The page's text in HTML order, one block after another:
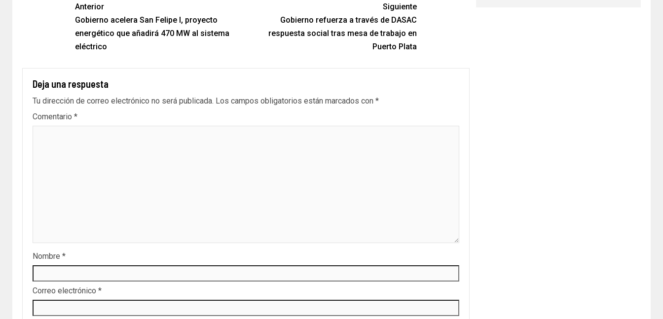
Anterior
Gobierno acelera San Felipe I, proyecto
energético que añadirá 470 MW al sistema
eléctrico
Siguiente
Gobierno refuerza a través de DASAC
respuesta social tras mesa de trabajo en
Puerto Plata
Deja una respuesta
Tu dirección de correo electrónico no será publicada. Los campos obligatorios están marcados con *
Comentario *
Nombre *
Correo electrónico *